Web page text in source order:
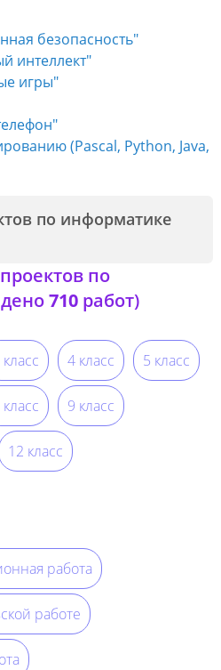
безопасность"
интеллект"
игры"
(Pascal, Python, Java,
по информатике
по
710работ)
класс 4 класс 5 класс
класс 9 класс
12 класс
работа
работе